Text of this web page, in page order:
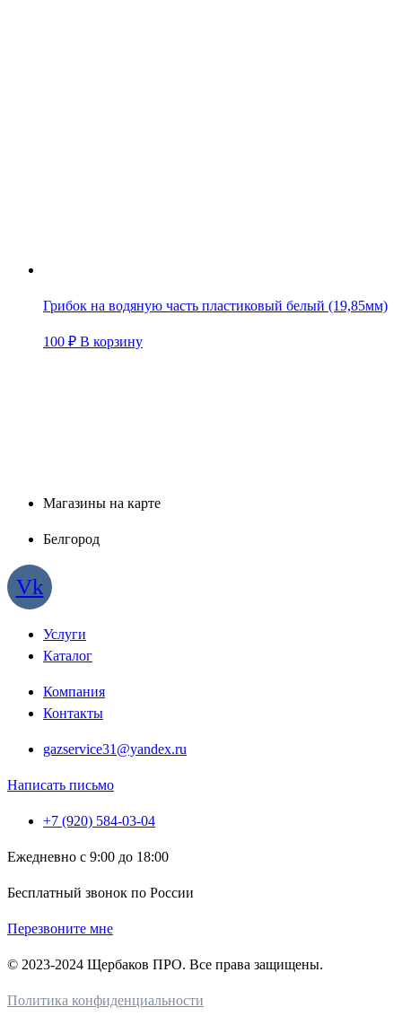
Грибок на водяную часть пластиковый белый (19,85мм)
100 ₽ В корзину
Магазины на карте
Белгород
Vk
Услуги
Каталог
Компания
Контакты
gazservice31@yandex.ru
Написать письмо
+7 (920) 584-03-04
Ежедневно с 9:00 до 18:00
Бесплатный звонок по России
Перезвоните мне
© 2023-2024 Щербаков ПРО. Все права защищены.
Политика конфиденциальности